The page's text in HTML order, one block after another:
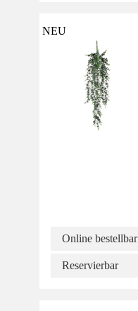
NEU
Online bestellbar
Reservierbar